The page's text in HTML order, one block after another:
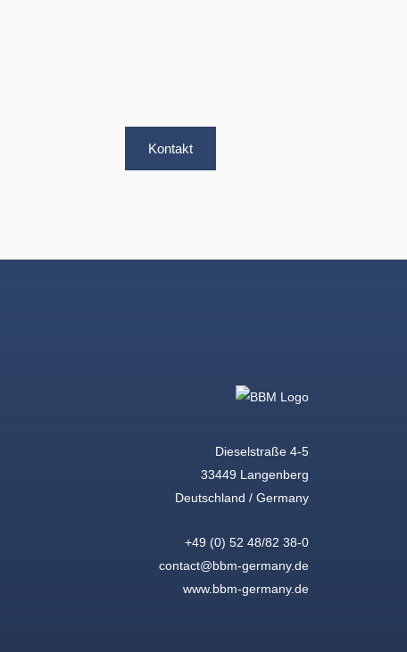
Kontakt
Dieselstraße 4-5
33449 Langenberg
Deutschland / Germany
+49 (0) 52 48/82 38-0
contact@bbm-germany.de
www.bbm-germany.de